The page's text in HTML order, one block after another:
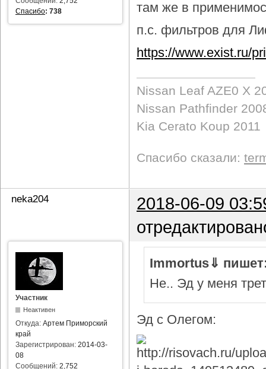
Спасибо: 738
там же в
п.с. фильтров для
https://www.exist.ru/
Nissan Leaf AZE0 X
Nissan Pathfinder
Kia Cerato Koup 2011
Спасибо сказали:
neka204
2018-06-09
Участник
Неактивен
Откуда: Артем Приморский
край
Зарегистрирован: 2014-03-
08
Сообщений: 2,752
Immortus⇓
Не.. Эд у меня
Эд с Олегом: